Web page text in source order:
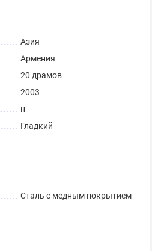
Азия
Армения
20 драмов
2003
н
Гладкий
Сталь с медным покрытием